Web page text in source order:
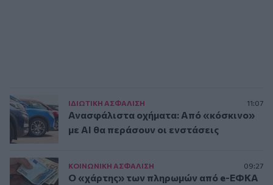
ΙΔΙΩΤΙΚΗ ΑΣΦAΛΙΣΗ 11:07
Ανασφάλιστα οχήματα: Από «κόσκινο»
με AI θα περάσουν οι ενστάσεις
ΚΟΙΝΩΝΙΚΗ ΑΣΦAΛΙΣΗ 09:27
Ο «χάρτης» των πληρωμών από e-ΕΦΚΑ